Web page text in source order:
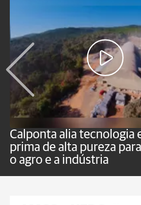
Calponta alia tecnologia
prima de alta pureza
o agro e a indústria